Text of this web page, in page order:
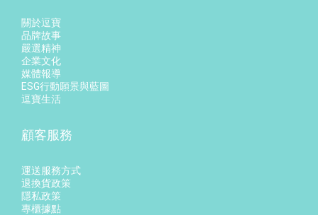
關於逗寶
品牌故事
嚴選精神
企業文化
媒體報導
ESG行動願景與藍圖
逗寶生活
顧客服務
運送服務方式
退換貨政策
隱私政策
專櫃據點